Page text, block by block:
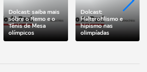
Dolcast: saiba mais
sobre o Remo e o
Tênis de Mesa
olímpicos
Dolcast:
Halterofilismo e
hipismo nas
olimpíadas